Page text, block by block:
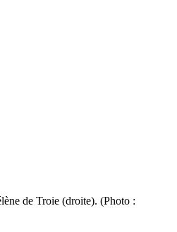
de Troie (droite). (Photo :